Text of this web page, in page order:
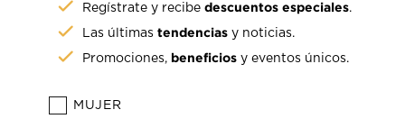
Regístrate y recibedescuentos especiales.
Las últimastendencias y noticias.
Promociones, beneficios y eventos únicos.
MUJER